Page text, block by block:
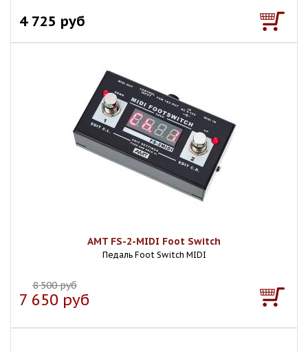
4 725 руб
AMT FS-2-MIDI Foot Switch
Педаль Foot Switch MIDI
8 500 руб
7 650 руб